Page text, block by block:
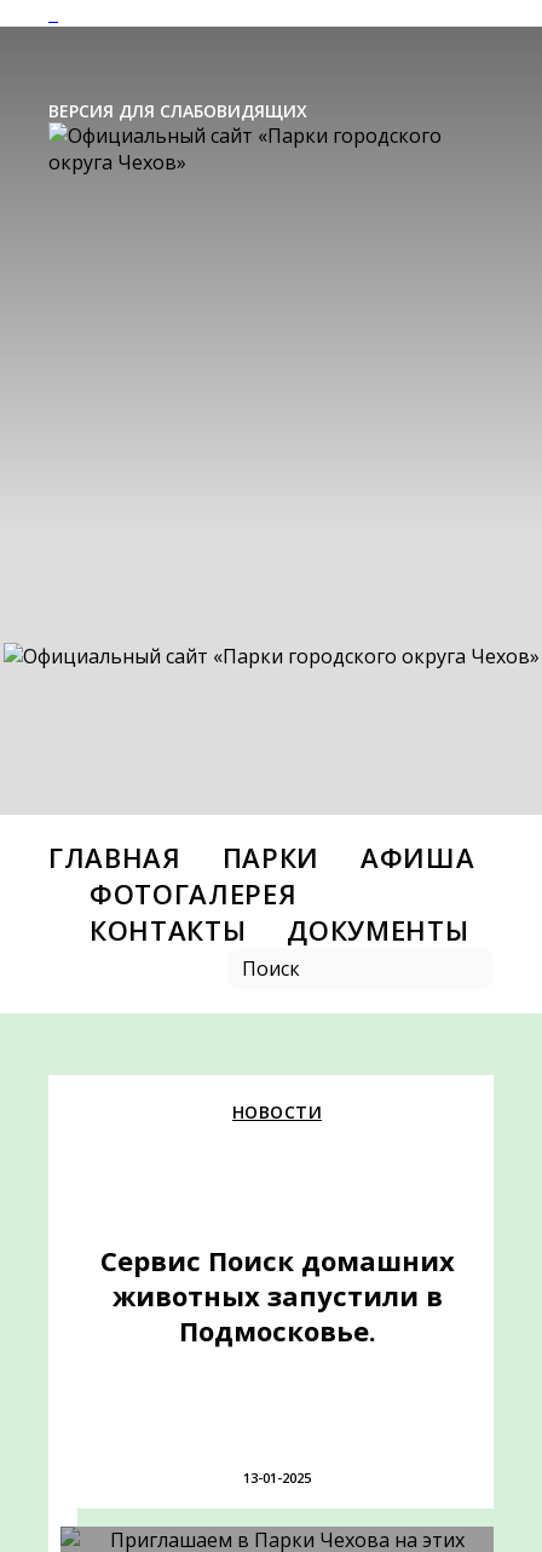
ВЕРСИЯ ДЛЯ СЛАБОВИДЯЩИХ
ГЛАВНАЯ ПАРКИ
АФИША
ФОТОГАЛЕРЕЯ
КОНТАКТЫ
ДОКУМЕНТЫ
о
работе
НОВОСТИ
Сервис Поиск домашних
животных запустили в
Подмосковье.
13-01-2025